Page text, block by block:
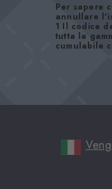
Per sapere
annullare
1 Il codice
tutta la
cumulabile